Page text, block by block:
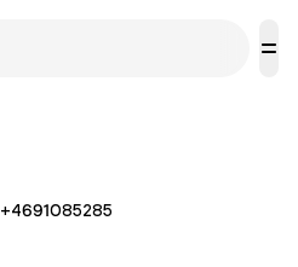
+4691085285